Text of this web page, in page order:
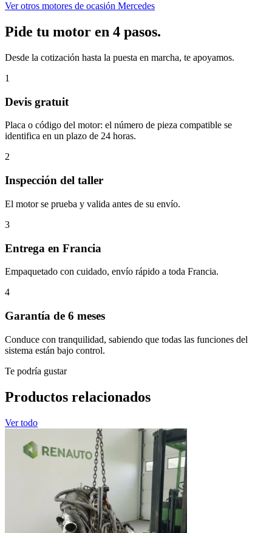
Ver otros motores de ocasión Mercedes
Pide tu motor en 4 pasos.
Desde la cotización hasta la puesta en marcha, te apoyamos.
1
Devis gratuit
Placa o código del motor: el número de pieza compatible se
identifica en un plazo de 24 horas.
2
Inspección del taller
El motor se prueba y valida antes de su envío.
3
Entrega en Francia
Empaquetado con cuidado, envío rápido a toda Francia.
4
Garantía de 6 meses
Conduce con tranquilidad, sabiendo que todas las funciones del
sistema están bajo control.
Te podría gustar
Productos relacionados
Ver todo